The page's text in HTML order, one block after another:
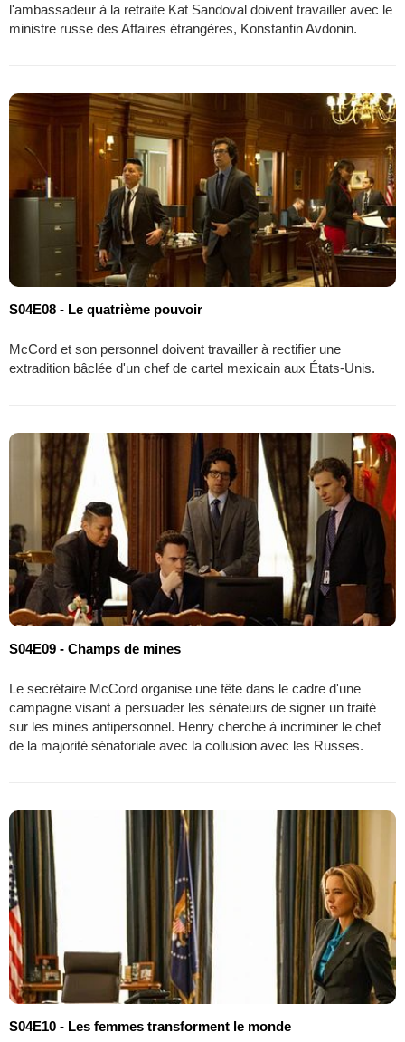
l'ambassadeur à la retraite Kat Sandoval doivent travailler avec le
ministre russe des Affaires étrangères, Konstantin Avdonin.
S04E08 - Le quatrième pouvoir
McCord et son personnel doivent travailler à rectifier une
extradition bâclée d'un chef de cartel mexicain aux États-Unis.
S04E09 - Champs de mines
Le secrétaire McCord organise une fête dans le cadre d'une
campagne visant à persuader les sénateurs de signer un traité
sur les mines antipersonnel. Henry cherche à incriminer le chef
de la majorité sénatoriale avec la collusion avec les Russes.
S04E10 - Les femmes transforment le monde